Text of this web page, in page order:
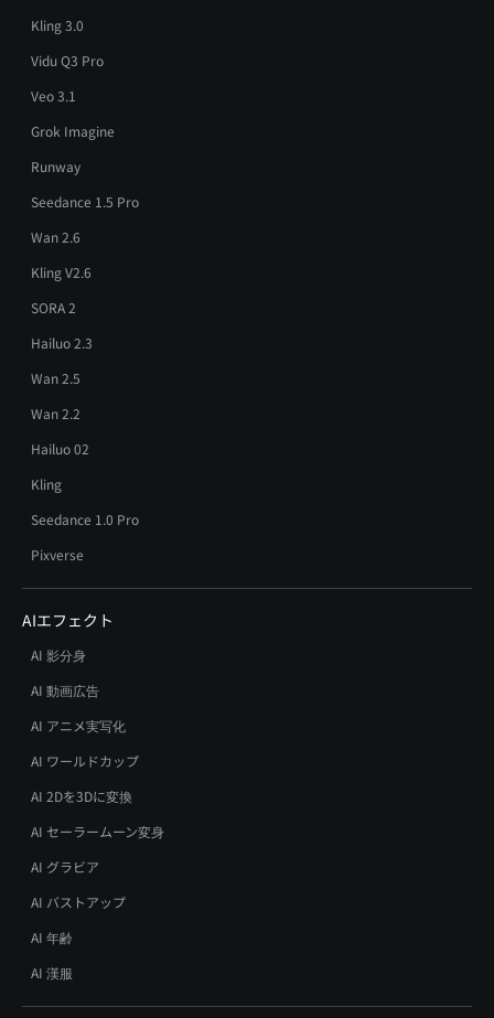
Kling 3.0
Vidu Q3 Pro
Veo 3.1
Grok Imagine
Runway
Seedance 1.5 Pro
Wan 2.6
Kling V2.6
SORA 2
Hailuo 2.3
Wan 2.5
Wan 2.2
Hailuo 02
Kling
Seedance 1.0 Pro
Pixverse
AIエフェクト
AI 影分身
AI 動画広告
AI アニメ実写化
AI ワールドカップ
AI 2Dを3Dに変換
AI セーラームーン変身
AI グラビア
AI バストアップ
AI 年齢
AI 漢服